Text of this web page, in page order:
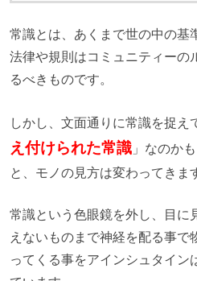
常識とは、あくまで世の中の基
法律や規則はコミュニティーの
るべきものです。
しかし、文面通りに常識を捉え
え付けられた常識」なのか
と、モノの見方は変わってきま
常識という色眼鏡を外し、目に
えないものまで神経を配る事で
ってくる事をアインシュタイン